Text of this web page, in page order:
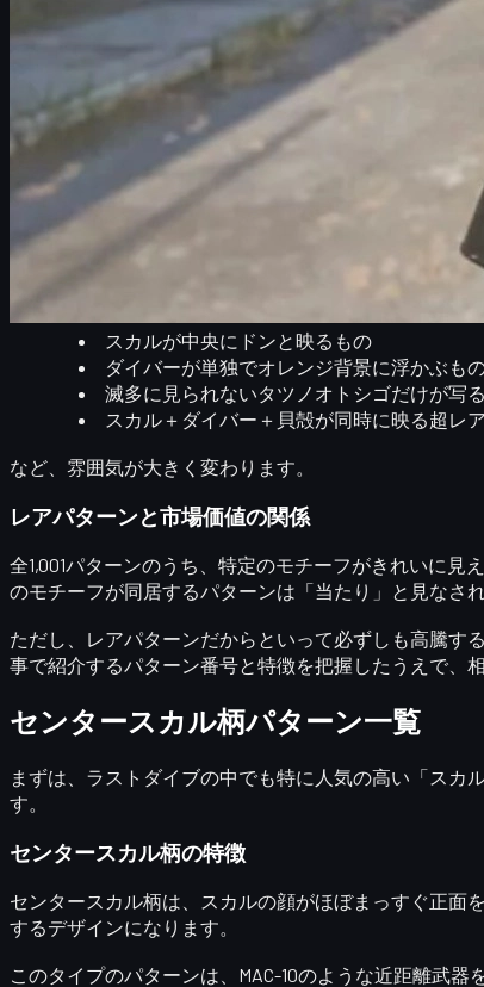
本記事では、全パターンを分類したうえで、コレクタ
ラストダイブのパターンシステムを
まずは、MAC-10 ラストダイブのパターンの仕組みを
目が決まります。
1,001個のパターンシードとは？
0〜1,000までのパターンシード（合計
ターンシードが違うだけで、
スカルが中央にドンと映るもの
ダイバーが単独でオレンジ背景に浮かぶも
滅多に見られないタツノオトシゴだけが写
スカル＋ダイバー＋貝殻が同時に映る超レ
など、雰囲気が大きく変わります。
レアパターンと市場価値の関係
全1,001パターンのうち、 特定のモチーフがきれいに見
のモチーフが同居するパターンは「当たり」と見なさ
ただし、レアパターンだからといって必ずしも高騰す
事で紹介するパターン番号と特徴を把握したうえで、
センタースカル柄パターン一覧
まずは、ラストダイブの中でも特に人気の高い 「スカ
す。
センタースカル柄の特徴
センタースカル柄は、スカルの顔がほぼまっすぐ正面
するデザインになります。
このタイプのパターンは、MAC-10のような近距離武